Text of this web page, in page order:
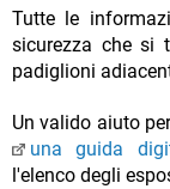
Tutte le
sicurezza che si
padiglioni
Un valido aiuto
una guida
l'elenco degli